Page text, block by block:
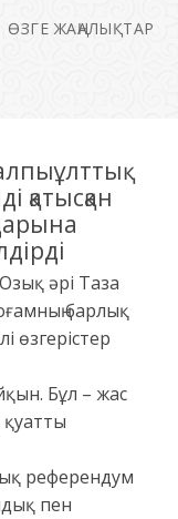
ӨЗГЕ ЖАҢАЛЫҚТАР
қатысқан
Озық әрі Таза
барлық
өзгерістер
Бұл – жас
қуатты
референдум
пен